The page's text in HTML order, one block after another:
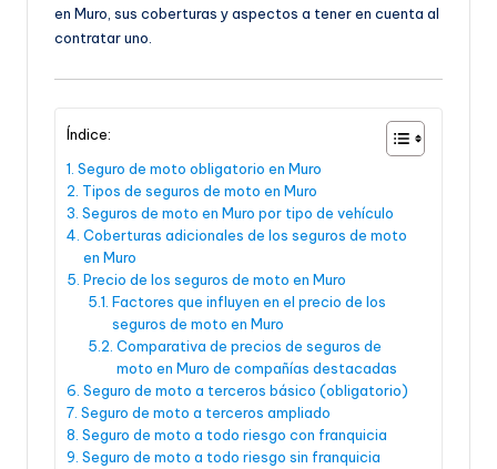
en Muro, sus coberturas y aspectos a tener en cuenta al
contratar uno.
Índice:
Seguro de moto obligatorio en Muro
Tipos de seguros de moto en Muro
Seguros de moto en Muro por tipo de vehículo
Coberturas adicionales de los seguros de moto
en Muro
Precio de los seguros de moto en Muro
Factores que influyen en el precio de los
seguros de moto en Muro
Comparativa de precios de seguros de
moto en Muro de compañías destacadas
Seguro de moto a terceros básico (obligatorio)
Seguro de moto a terceros ampliado
Seguro de moto a todo riesgo con franquicia
Seguro de moto a todo riesgo sin franquicia